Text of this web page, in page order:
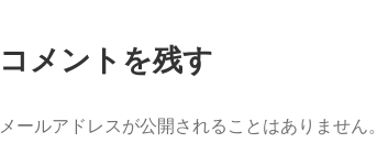
コメントを残す
メールアドレスが公開されることはありません。